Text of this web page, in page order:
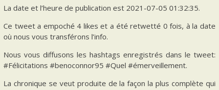
La date et l’heure de publication est 2021-07-05 01:32:35.
Ce tweet a empoché 4 likes et a été retwetté 0 fois, à la date
où nous vous transférons l’info.
Nous vous diffusons les hashtags enregistrés dans le tweet:
#Félicitations #benoconnor95 #Quel #émerveillement.
La chronique se veut produite de la façon la plus complète qui